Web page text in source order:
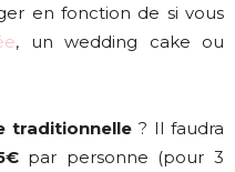
en fonction de si vous
, un wedding cake ou
traditionnelle ? Il faudra
par personne (pour 3